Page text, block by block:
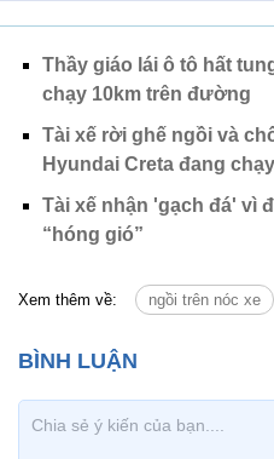
Thầy giáo lái ô tô hất
chạy 10km trên đường
Tài xế rời ghế ngồi và
Hyundai Creta đang chạy
Tài xế nhận 'gạch đá' vì
“hóng gió”
Xem thêm về: ngồi trên nóc xe